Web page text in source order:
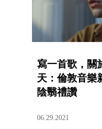
寫一首歌，關
天：倫敦音樂
陰翳禮讚
06.29.2021